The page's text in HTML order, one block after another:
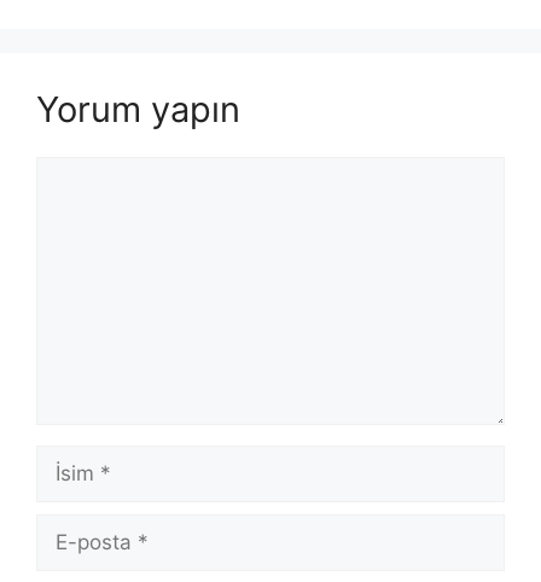
Yorum yapın
İsim
posta